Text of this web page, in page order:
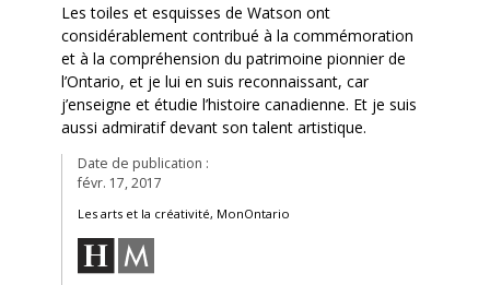
Date de publication :
févr. 17, 2017
Les arts et la créativité, MonOntario
Les toiles et esquisses de Watson ont
considérablement contribué à la commémoration
et à la compréhension du patrimoine pionnier de
l’Ontario, et je lui en suis reconnaissant, car
j’enseigne et étudie l’histoire canadienne. Et je suis
aussi admiratif devant son talent artistique.